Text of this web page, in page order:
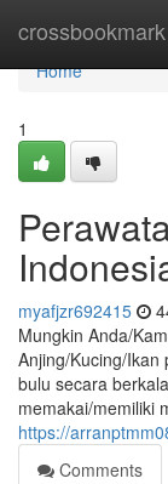
crossbookmark
Home
Home
1
myafjzr692415
Mungkin Anda/
Anjing/Kucing/Ikan
bulu secara
memakai/memiliki
https://
Comments